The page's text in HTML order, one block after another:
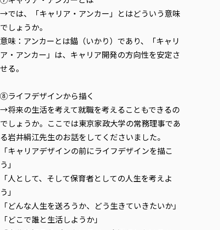
→では、「キャリア・アンカー」とはどういう意味
でしょうか。
意味：アンカーとは錨（いかり）であり、「キャリ
ア・アンカー」は、キャリア開発の方向性を安定さ
せる。
⑧ライフデザインから描く
→将来の生活を考えて就職を考えることもできるの
でしょうか。ここでは東京家政大学の常務理事であ
る岩井絹江先生のお話をしてくださいました。
「キャリアデザインの前にライフデザインを描こ
う」
「人として、そして保育者としての人生を考えよ
う」
「どんな人生を送ろうか、どう生きていきたいか」
「どこで誰と生活しようか」